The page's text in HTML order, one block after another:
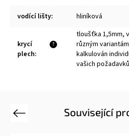
vodící lišty: hliníková
?
krycí
plech:
tloušťka 1,5mm,
různým
kalkulován
vašich požadavků
Související
Previous